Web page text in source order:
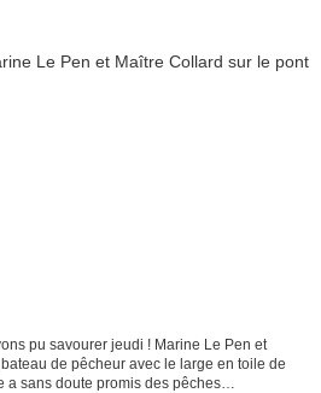
pu savourer jeudi ! Marine Le Pen et
de pêcheur avec le large en toile de
a sans doute promis des pêches